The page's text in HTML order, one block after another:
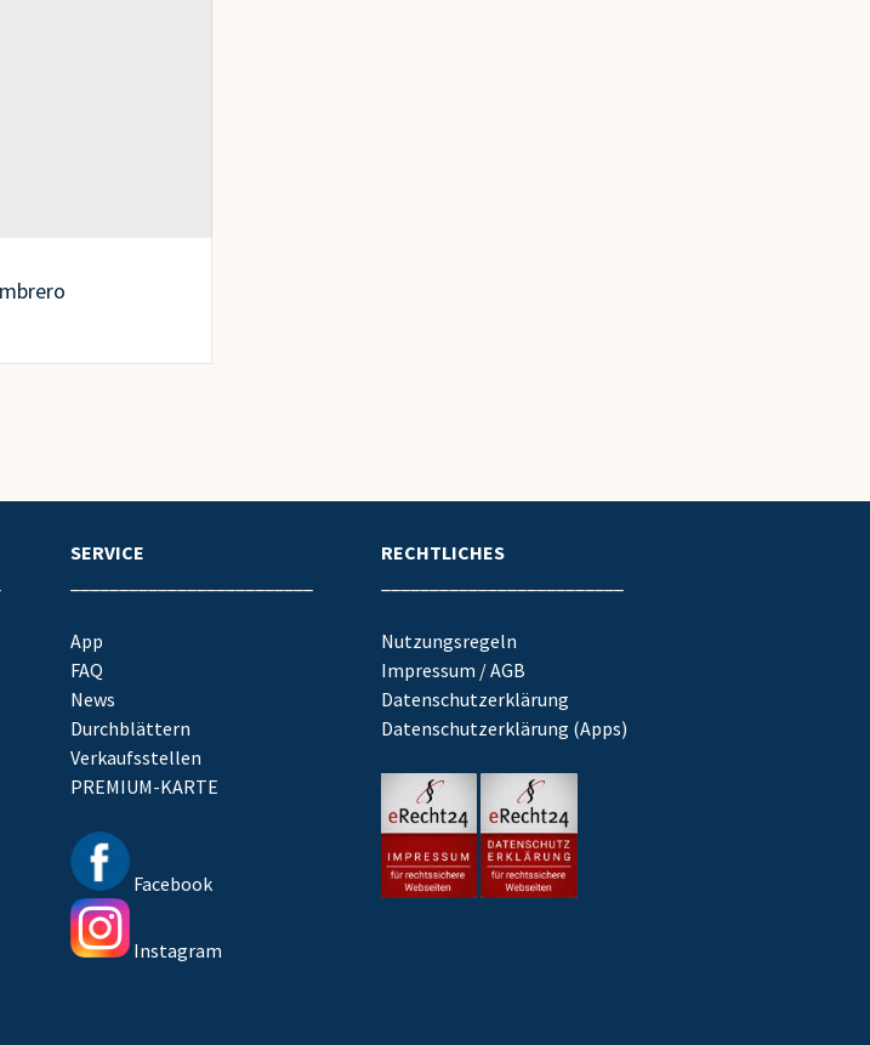
SERVICE
App
FAQ
News
Durchblättern
Verkaufsstellen
PREMIUM-KARTE
Facebook
Instagram
RECHTLICHES
Nutzungsregeln
Impressum / AGB
Datenschutzerklärung
Datenschutzerklärung (Apps)